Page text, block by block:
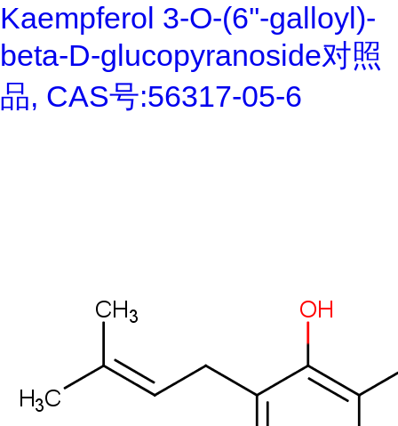
Kaempferol 3-O-(6''-galloyl)-
beta-D-glucopyranoside对照
品, CAS号:56317-05-6